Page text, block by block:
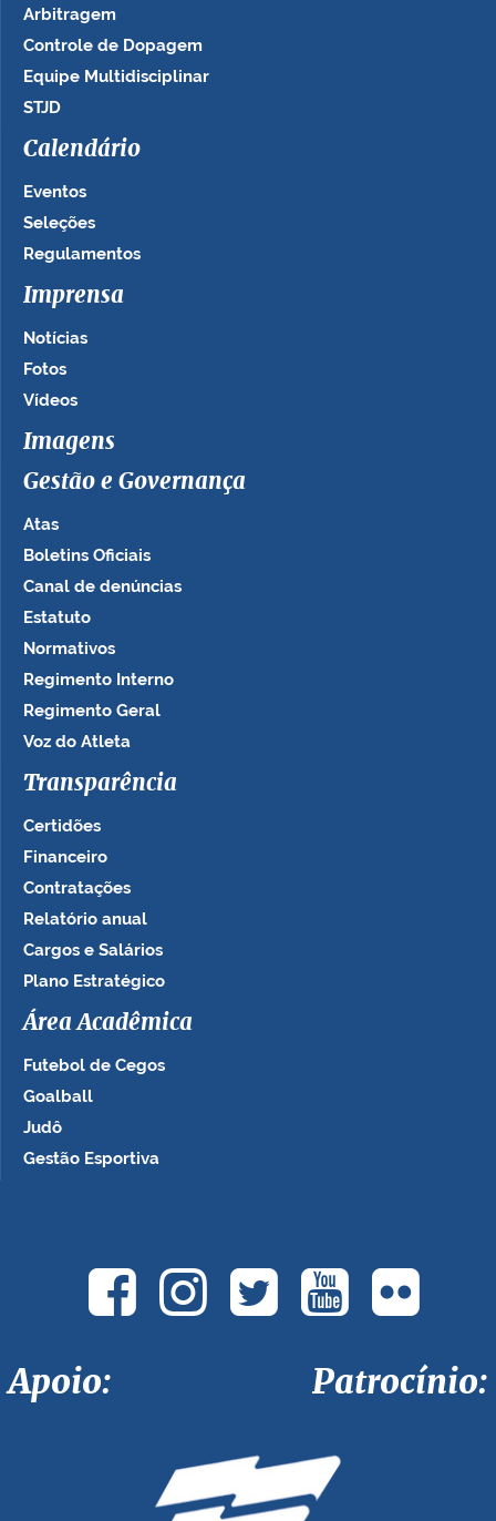
Arbitragem
Controle de Dopagem
Equipe Multidisciplinar
STJD
Calendário
Eventos
Seleções
Regulamentos
Imprensa
Notícias
Fotos
Vídeos
Imagens
Gestão e Governança
Atas
Boletins Oficiais
Canal de denúncias
Estatuto
Normativos
Regimento Interno
Regimento Geral
Voz do Atleta
Transparência
Certidões
Financeiro
Contratações
Relatório anual
Cargos e Salários
Plano Estratégico
Área Acadêmica
Futebol de Cegos
Goalball
Judô
Gestão Esportiva
Apoio: Patrocínio: